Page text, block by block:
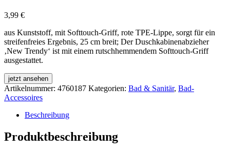
3,99 €
aus Kunststoff, mit Softtouch-Griff, rote TPE-Lippe, sorgt für ein
streifenfreies Ergebnis, 25 cm breit; Der Duschkabinenabzieher
‚New Trendy‘ ist mit einem rutschhemmendem Softtouch-Griff
ausgestattet.
jetzt ansehen
Artikelnummer: 4760187 Kategorien: Bad & Sanitär, Bad-
Accessoires
Beschreibung
Produktbeschreibung